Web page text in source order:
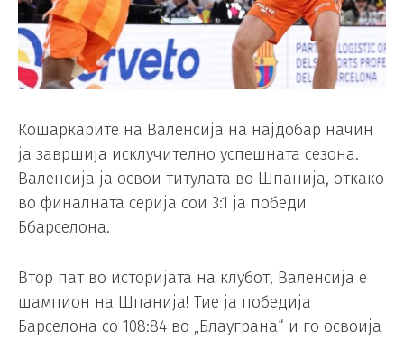
Кошаркарите на Валенсија на најдобар начин
ја завршија исклучително успешната сезона.
Валенсија ја освои титулата во Шпанија, откако
во финалната серија сои 3:1 ја победи
Ббарселона.
Втор пат во историјата на клубот, Валенсија е
шампион на Шпанија! Тие ја победија
Барселона со 108:84 во „Блауграна“ и го освоија